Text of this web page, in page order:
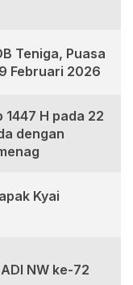
Teniga, Puasa
Februari 2026
1447 H pada 22
dengan
Kyai
NW ke-72